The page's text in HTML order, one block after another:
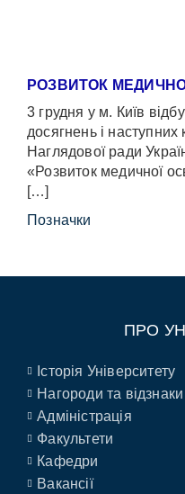
РОЗВИТОК
3 грудня у м. Київ
досягнень і наступних
Наглядової ради
«Розвиток медичної
[…]
Позначки
ПРО
Історія Університету
Нагороди та відзнаки
Адміністрація
Факультети
Кафедри
Вакансії